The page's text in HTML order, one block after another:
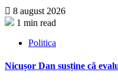
8 august 2026
1 min read
Politica
Nicușor Dan susține că